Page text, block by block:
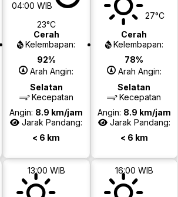
04:00 WIB
23°C
Cerah
Kelembapan:
92%
Arah Angin:
Selatan
Kecepatan
Angin: 8.9 km/jam
Jarak Pandang:
< 6 km
27°C
Cerah
Kelembapan:
78%
Arah Angin:
Selatan
Kecepatan
Angin: 8.9 km/jam
Jarak Pandang:
< 6 km
13:00 WIB 16:00 WIB